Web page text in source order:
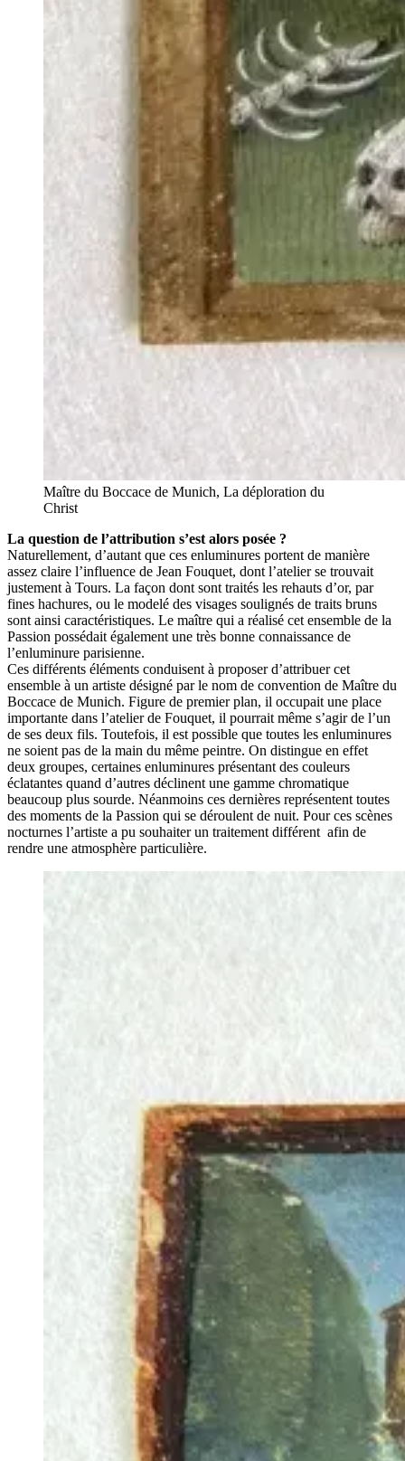
Maître du Boccace de Munich, La déploration du
Christ
La question de l’attribution s’est alors posée ?
Naturellement, d’autant que ces enluminures portent de manière
assez claire l’influence de Jean Fouquet, dont l’atelier se trouvait
justement à Tours. La façon dont sont traités les rehauts d’or, par
fines hachures, ou le modelé des visages soulignés de traits bruns
sont ainsi caractéristiques. Le maître qui a réalisé cet ensemble de la
Passion possédait également une très bonne connaissance de
l’enluminure parisienne.
Ces différents éléments conduisent à proposer d’attribuer cet
ensemble à un artiste désigné par le nom de convention de Maître du
Boccace de Munich. Figure de premier plan, il occupait une place
importante dans l’atelier de Fouquet, il pourrait même s’agir de l’un
de ses deux fils. Toutefois, il est possible que toutes les enluminures
ne soient pas de la main du même peintre. On distingue en effet
deux groupes, certaines enluminures présentant des couleurs
éclatantes quand d’autres déclinent une gamme chromatique
beaucoup plus sourde. Néanmoins ces dernières représentent toutes
des moments de la Passion qui se déroulent de nuit. Pour ces scènes
nocturnes l’artiste a pu souhaiter un traitement différent afin de
rendre une atmosphère particulière.